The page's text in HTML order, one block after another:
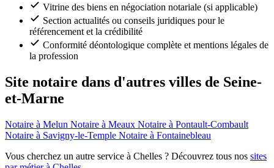
Vitrine des biens en négociation notariale (si applicable)
Section actualités ou conseils juridiques pour le
référencement et la crédibilité
Conformité déontologique complète et mentions légales de
la profession
Site notaire dans d'autres villes de Seine-
et-Marne
Notaire à Melun Notaire à Meaux Notaire à Pontault-Combault
Notaire à Savigny-le-Temple Notaire à Fontainebleau
Vous cherchez un autre service à Chelles ? Découvrez tous nos sites